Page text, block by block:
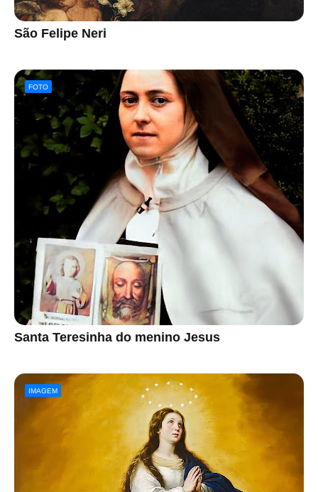
São Felipe Neri
FOTO
Santa Teresinha do menino Jesus
IMAGEM